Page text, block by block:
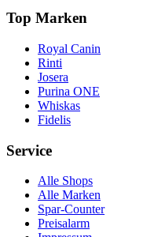
Top Marken
Royal Canin
Rinti
Josera
Purina ONE
Whiskas
Fidelis
Service
Alle Shops
Alle Marken
Spar-Counter
Preisalarm